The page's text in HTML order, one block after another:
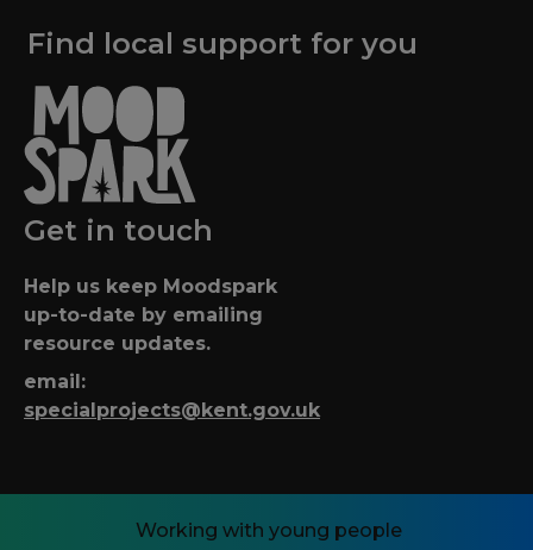
Find local support for you
Get in touch
Help us keep Moodspark
up-to-date by emailing
resource updates.
email:
specialprojects@kent.gov.uk
Working with young people